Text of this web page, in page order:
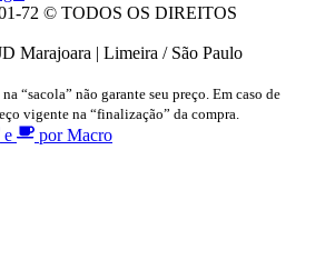
72 © TODOS OS DIREITOS
Marajoara | Limeira / São Paulo
“sacola” não garante seu preço. Em caso de
vigente na “finalização” da compra.
e por Macro